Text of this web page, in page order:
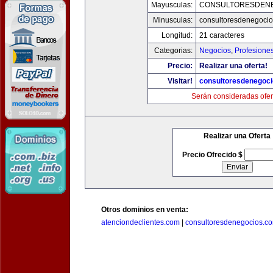
Mayusculas:
Minusculas:
Longitud:
21 caracteres
Categorias:
Negocios,
Precio:
Realizar una oferta!
Visitar!
Serán consideradas
Realizar una Oferta
Precio Ofrecido $
Otros dominios en venta:
atenciondeclientes.com